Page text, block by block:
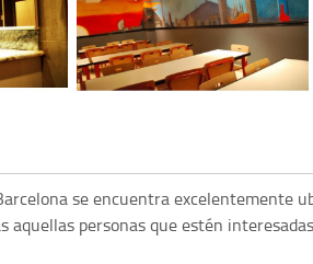
se encuentra excelentemente
aquellas personas que estén